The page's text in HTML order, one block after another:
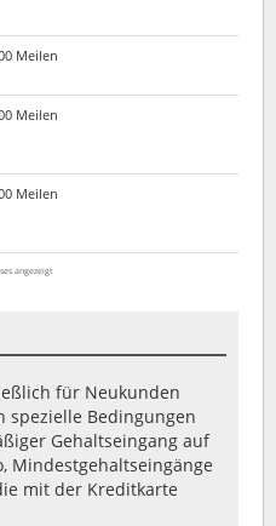
Meilen
Meilen
Meilen
angezeigt
für Neukunden
spezielle Bedingungen
Gehaltseingang auf
Mindestgehaltseingänge
mit der Kreditkarte